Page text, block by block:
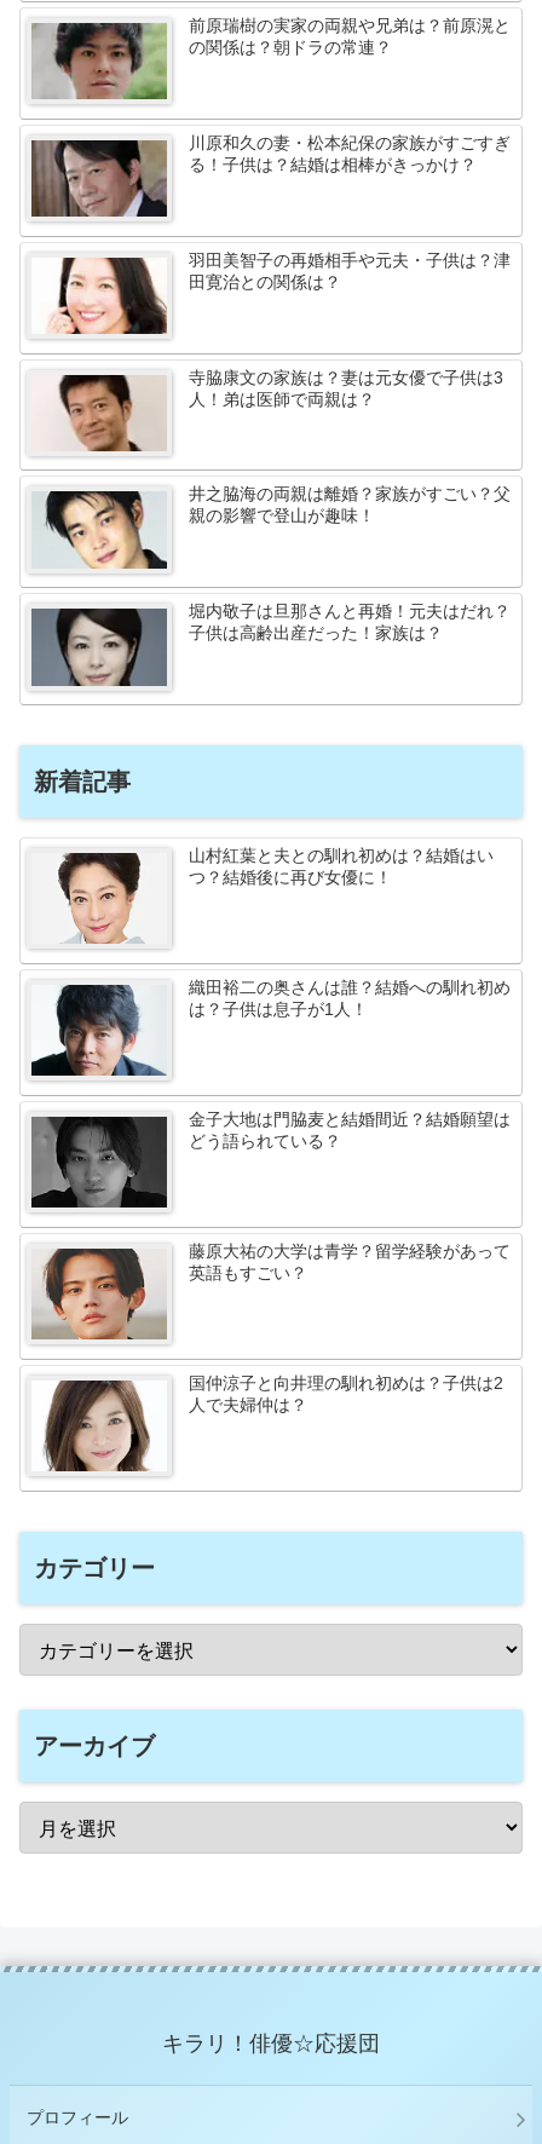
前原瑞樹の実家の両親や兄弟は？前原滉と
の関係は？朝ドラの常連？
川原和久の妻・松本紀保の家族がすごすぎ
る！子供は？結婚は相棒がきっかけ？
羽田美智子の再婚相手や元夫・子供は？津
田寛治との関係は？
寺脇康文の家族は？妻は元女優で子供は3
人！弟は医師で両親は？
井之脇海の両親は離婚？家族がすごい？父
親の影響で登山が趣味！
堀内敬子は旦那さんと再婚！元夫はだれ？
子供は高齢出産だった！家族は？
新着記事
山村紅葉と夫との馴れ初めは？結婚はい
つ？結婚後に再び女優に！
織田裕二の奥さんは誰？結婚への馴れ初め
は？子供は息子が1人！
金子大地は門脇麦と結婚間近？結婚願望は
どう語られている？
藤原大祐の大学は青学？留学経験があって
英語もすごい？
国仲涼子と向井理の馴れ初めは？子供は2
人で夫婦仲は？
カテゴリー
アーカイブ
キラリ！俳優☆応援団
プロフィール